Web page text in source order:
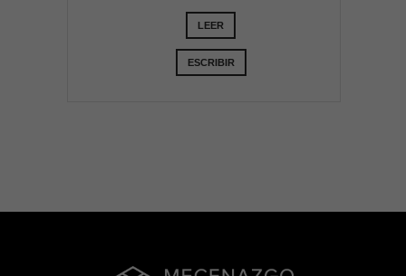
LEER
ESCRIBIR